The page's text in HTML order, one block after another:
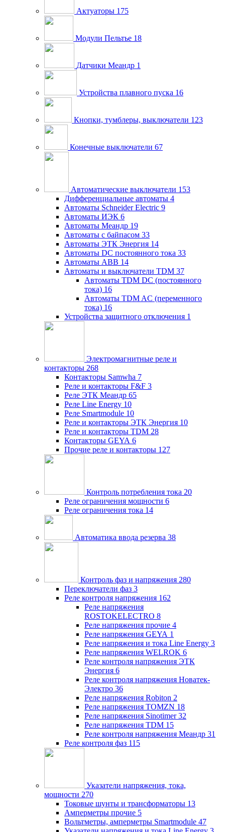
Актуаторы 175
Модули Пельтье 18
Датчики Меандр 1
Устройства плавного пуска 16
Кнопки, тумблеры, выключатели 123
Конечные выключатели 67
Автоматические выключатели 153
Дифференциальные автоматы 4
Автоматы Schneider Electric 9
Автоматы ИЭК 6
Автоматы Меандр 19
Автоматы с байпасом 33
Автоматы ЭТК Энергия 14
Автоматы DC постоянного тока 33
Автоматы ABB 14
Автоматы и выключатели TDM 37
Автоматы TDM DC (постоянного
тока) 16
Автоматы TDM AC (переменного
тока) 16
Устройства защитного отключения 1
Электромагнитные реле и
контакторы 268
Контакторы Samwha 7
Реле и контакторы F&F 3
Реле ЭТК Меандр 65
Реле Line Energy 10
Реле Smartmodule 10
Реле и контакторы ЭТК Энергия 10
Реле и контакторы TDM 28
Контакторы GEYA 6
Прочие реле и контакторы 127
Контроль потребления тока 20
Реле ограничения мощности 6
Реле ограничения тока 14
Автоматика ввода резерва 38
Контроль фаз и напряжения 280
Переключатели фаз 3
Реле контроля напряжения 162
Реле напряжения
ROSTOKELECTRO 8
Реле напряжения прочие 4
Реле напряжения GEYA 1
Реле напряжения и тока Line Energy 3
Реле напряжения WELROK 6
Реле контроля напряжения ЭТК
Энергия 6
Реле контроля напряжения Новатек-
Электро 36
Реле напряжения Robiton 2
Реле напряжения TOMZN 18
Реле напряжения Sinotimer 32
Реле напряжения TDM 15
Реле контроля напряжения Меандр 31
Реле контроля фаз 115
Указатели напряжения, тока,
мощности 270
Токовые шунты и трансформаторы 13
Амперметры прочие 5
Вольтметры, амперметры Smartmodule 47